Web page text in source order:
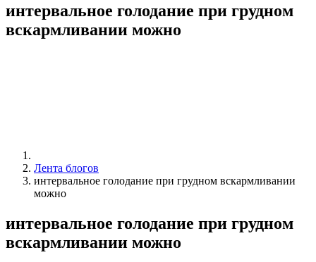
интервальное голодание при грудном
вскармливании можно
Лента блогов
интервальное голодание при грудном вскармливании
можно
интервальное голодание при грудном
вскармливании можно